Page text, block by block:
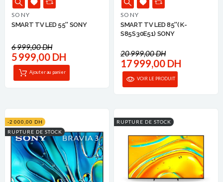
SONY
SMART TV LED 55'' SONY
6 999,00 DH
5 999,00 DH
Ajouter au panier
SONY
SMART TV LED 85''( K-
S85S30E51) SONY
20 999,00 DH
17 999,00 DH
VOIR LE PRODUIT
-2 000,00 DH
RUPTURE DE STOCK
RUPTURE DE STOCK